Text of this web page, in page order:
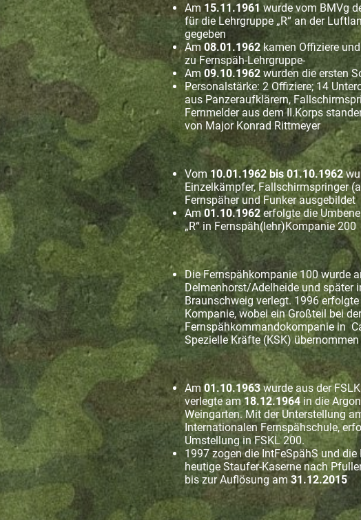
Am 15.11.1961 wurde vom BMVg
für die Lehrgruppe „R“ an der
gegeben
Am 08.01.1962kamen Offiziere
zu Fernspäh-Lehrgruppe-
Am 09.10.1962 wurden die ersten
Personalstärke: 2 Offiziere; 14
aus Panzeraufklärern,
Fernmelder aus dem II.Korps
von Major Konrad Rittmeyer
Vom 10.01.1962 bis 01.10.1962
Einzelkämpfer, Fallschirmspringer
Fernspäher und Funker ausgebildet
Am01.10.1962 erfolgte die
„R“ in Fernspäh(lehr)Kompanie 200
Die Fernspähkompanie 100 wurde
Delmenhorst/Adelheide und später
Braunschweig verlegt. 1996
Kompanie, wobei ein Großteil bei der
Fernspähkommandokompanie in
Spezielle Kräfte (KSK)
Am01.10.1963wurde aus der
verlegte am18.12.1964 in die
Weingarten. Mit der Unterstellung
Internationalen Fernspähschule,
Umstellung in FSKL 200.
1997 zogen die IntFeSpähS und die
heutige Staufer-Kaserne nach
bis zur Auflösung am 31.12.2015